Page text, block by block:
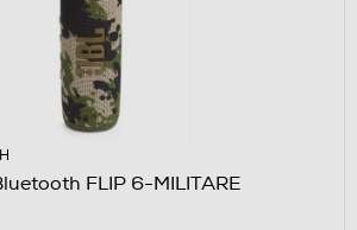
FLIP 6-MILITARE